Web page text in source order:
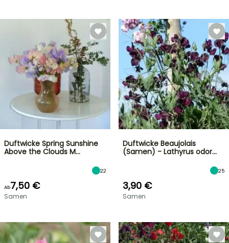
Duftwicke Spring Sunshine
Above the Clouds M…
22
Ab7,50 €
Samen
Duftwicke Beaujolais
(Samen) - Lathyrus odor…
25
3,90 €
Samen